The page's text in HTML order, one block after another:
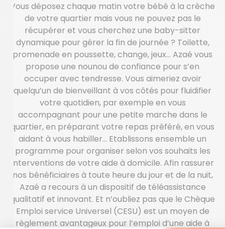
Vous déposez chaque matin votre bébé à la crèche
de votre quartier mais vous ne pouvez pas le
récupérer et vous cherchez une baby-sitter
dynamique pour gérer la fin de journée ? Toilette,
promenade en poussette, change, jeux… Azaé vous
propose une nounou de confiance pour s’en
occuper avec tendresse. Vous aimeriez avoir
quelqu’un de bienveillant à vos côtés pour fluidifier
votre quotidien, par exemple en vous
accompagnant pour une petite marche dans le
quartier, en préparant votre repas préféré, en vous
aidant à vous habiller… Etablissons ensemble un
programme pour organiser selon vos souhaits les
interventions de votre aide à domicile. Afin rassurer
nos bénéficiaires à toute heure du jour et de la nuit,
Azaé a recours à un dispositif de téléassistance
qualitatif et innovant. Et n’oubliez pas que le Chèque
Emploi service Universel (CESU) est un moyen de
règlement avantageux pour l’emploi d’une aide à